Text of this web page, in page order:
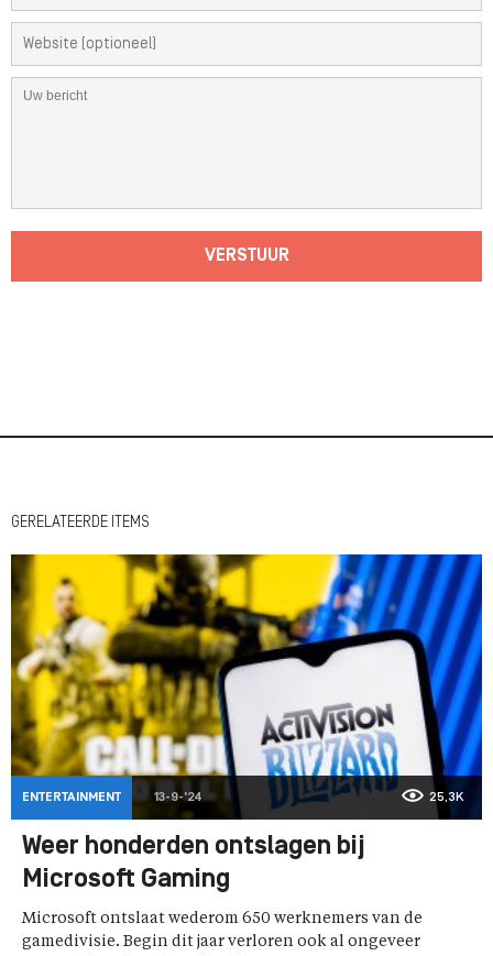
VERSTUUR
GERELATEERDE ITEMS
ENTERTAINMENT 13-9-'24 25,3K
Weer honderden ontslagen bij
Microsoft Gaming
Microsoft ontslaat wederom 650 werknemers van de
gamedivisie. Begin dit jaar verloren ook al ongeveer